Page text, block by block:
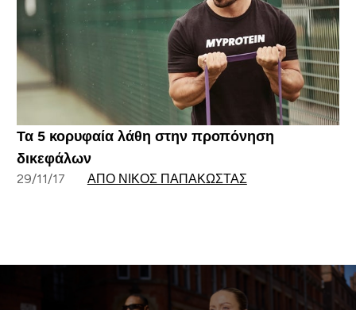
Τα 5 κορυφαία λάθη στην προπόνηση
δικεφάλων
29/11/17 ΑΠΌ ΝΊΚΟΣ ΠΑΠΑΚΏΣΤΑΣ